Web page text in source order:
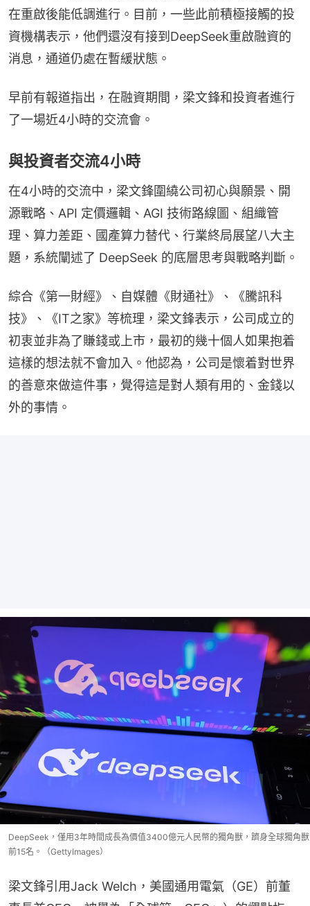
在重啟後能低調進行。目前，一些此前積極接觸的投
資機構表示，他們還沒有接到DeepSeek重啟融資的
消息，通道仍處在暫緩狀態。
早前有報道指出，在融資期間，梁文鋒和投資者進行
了一場近4小時的交流會。
與投資者交流4小時
在4小時的交流中，梁文鋒圍繞公司初心與願景、開
源戰略、API 定價邏輯、AGI 技術路線圖、組織管
理、算力差距、國產算力替代、行業終局展望八大主
題，系統闡述了 DeepSeek 的底層思考與戰略判斷。
綜合《第一財經》、自媒體《財通社》、《騰訊科
技》、《IT之家》等梳理，梁文鋒表示，公司成立的
初衷並非為了賺錢或上市，最初的幾十個人如果抱着
這樣的想法就不會加入。他認為，公司是懷着對世界
的善意來做這件事，覺得這是對人類有用的、金錢以
外的事情。
DeepSeek，僅用3年時間成長為價值3400億元人民幣的獨角獸，躋身全球獨角獸
前15名。（GettyImages）
梁文鋒引用Jack Welch，美國通用電氣（GE）前董